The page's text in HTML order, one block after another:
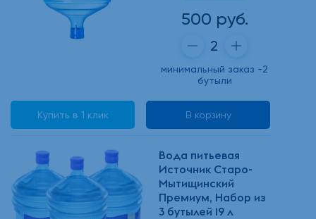
500 руб.
минимальный заказ -2
бутыли
Купить в 1 клик В корзину
Вода питьевая
Источник Старо-
Мытищинский
Премиум, Набор из
3 бутылей 19 л